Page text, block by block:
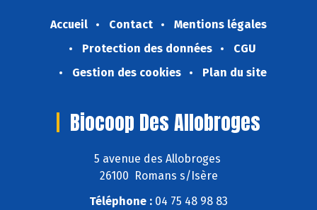
Accueil Contact
Mentions légales
Protection des données
CGU
Gestion des cookies
Plan du site
Biocoop Des Allobroges
5 avenue des Allobroges
26100 Romans s/Isère
Téléphone : 04 75 48 98 83